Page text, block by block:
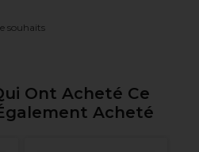
souhaits
Ont Acheté Ce
Acheté